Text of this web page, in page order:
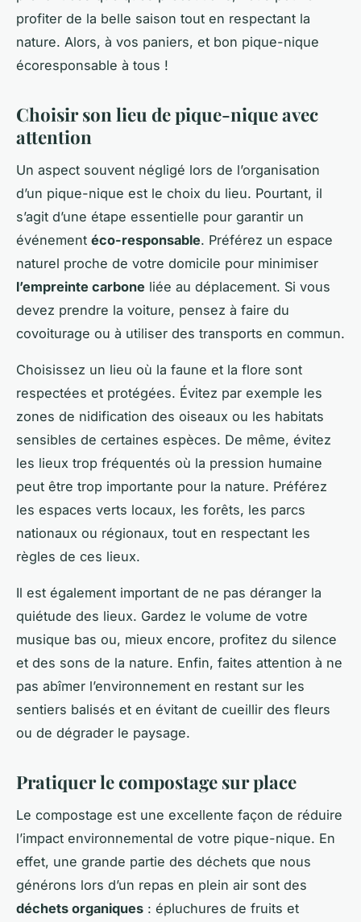
profiter de la belle saison tout en respectant la
nature. Alors, à vos paniers, et bon pique-nique
écoresponsable à tous !
Choisir son lieu de pique-nique avec
attention
Un aspect souvent négligé lors de l’organisation
d’un pique-nique est le choix du lieu. Pourtant, il
s’agit d’une étape essentielle pour garantir un
événement éco-responsable. Préférez un espace
naturel proche de votre domicile pour minimiser
l’empreinte carbone liée au déplacement. Si vous
devez prendre la voiture, pensez à faire du
covoiturage ou à utiliser des transports en commun.
Choisissez un lieu où la faune et la flore sont
respectées et protégées. Évitez par exemple les
zones de nidification des oiseaux ou les habitats
sensibles de certaines espèces. De même, évitez
les lieux trop fréquentés où la pression humaine
peut être trop importante pour la nature. Préférez
les espaces verts locaux, les forêts, les parcs
nationaux ou régionaux, tout en respectant les
règles de ces lieux.
Il est également important de ne pas déranger la
quiétude des lieux. Gardez le volume de votre
musique bas ou, mieux encore, profitez du silence
et des sons de la nature. Enfin, faites attention à ne
pas abîmer l’environnement en restant sur les
sentiers balisés et en évitant de cueillir des fleurs
ou de dégrader le paysage.
Pratiquer le compostage sur place
Le compostage est une excellente façon de réduire
l’impact environnemental de votre pique-nique. En
effet, une grande partie des déchets que nous
générons lors d’un repas en plein air sont des
déchets organiques : épluchures de fruits et